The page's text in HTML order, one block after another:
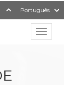
Português